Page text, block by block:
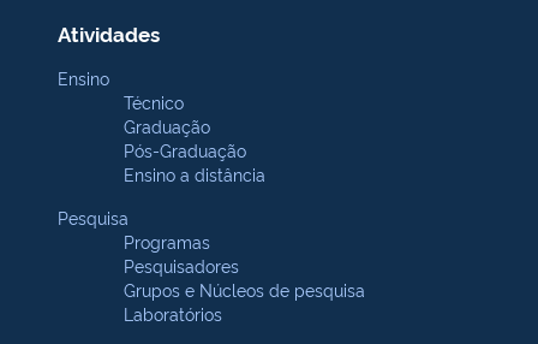
Atividades
Ensino
Técnico
Graduação
Pós-Graduação
Ensino a distância
Pesquisa
Programas
Pesquisadores
Grupos e Núcleos de pesquisa
Laboratórios